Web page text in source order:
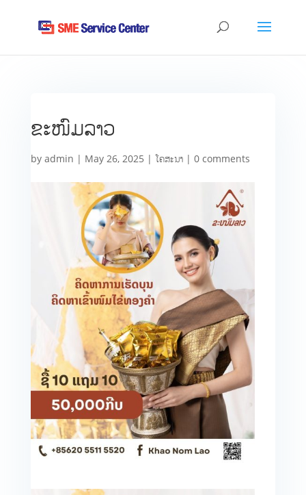
ຂະໜົມລາວ
by admin | May 26, 2025 | ໂຄສະນາ| 0 comments